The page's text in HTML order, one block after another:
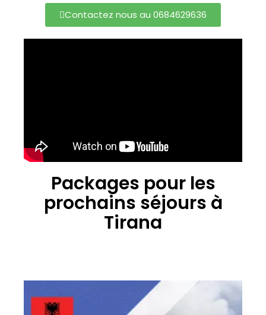
Contactez nous au 0684629636
Packages pour les
prochains séjours à
Tirana